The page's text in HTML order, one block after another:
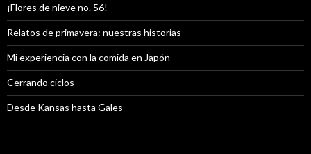
¡Flores de nieve no. 56!
Relatos de primavera: nuestras historias
Mi experiencia con la comida en Japón
Cerrando ciclos
Desde Kansas hasta Gales